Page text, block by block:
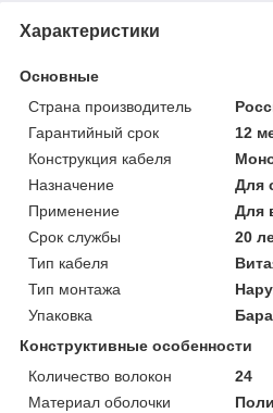
Характеристики
Основные
Страна производитель
Гарантийный срок
12
Конструкция кабеля
Назначение
Для
Применение
Для
Срок службы
20
Тип кабеля
Тип монтажа
Упаковка
Конструктивные особенности
Количество волокон
24
Материал оболочки